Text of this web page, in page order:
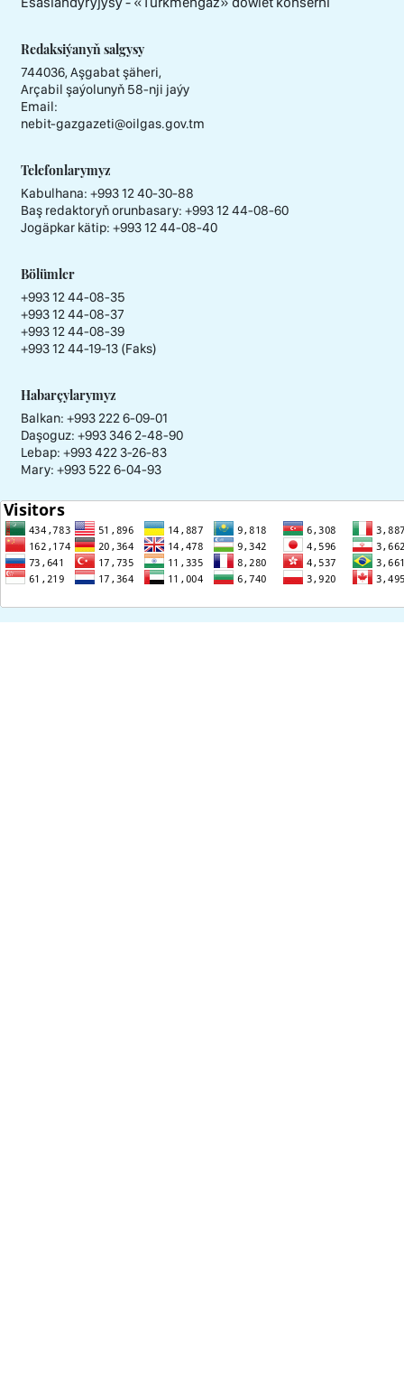
Redaksiýanyň salgysy
744036, Aşgabat şäheri,
Arçabil şaýolunyň 58-nji jaýy
Email:
nebit-gazgazeti@oilgas.gov.tm
Telefonlarymyz
Kabulhana: +993 12 40-30-88
Baş redaktoryň orunbasary: +993 12 44-08-60
Jogäpkar kätip: +993 12 44-08-40
Bölümler
+993 12 44-08-35
+993 12 44-08-37
+993 12 44-08-39
+993 12 44-19-13 (Faks)
Habarçylarymyz
Balkan: +993 222 6-09-01
Daşoguz: +993 346 2-48-90
Lebap: +993 422 3-26-83
Mary: +993 522 6-04-93